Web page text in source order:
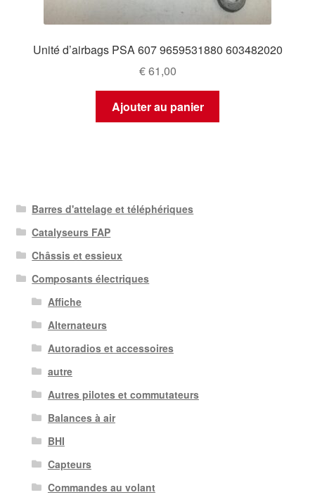
Unité d’airbags PSA 607 9659531880 603482020
€61,00
Ajouter au panier
Barres d'attelage et téléphériques
Catalyseurs FAP
Châssis et essieux
Composants électriques
Affiche
Alternateurs
Autoradios et accessoires
autre
Autres pilotes et commutateurs
Balances à air
BHI
Capteurs
Commandes au volant